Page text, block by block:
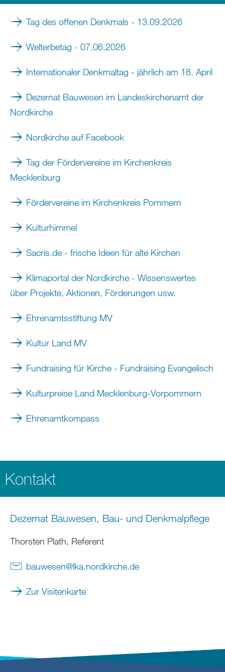
Tag des offenen Denkmals - 13.09.2026
Welterbetag - 07.06.2026
Internationaler Denkmaltag - jährlich am 18. April
Dezernat Bauwesen im Landeskirchenamt der
Nordkirche
Nordkirche auf Facebook
Tag der Fördervereine im Kirchenkreis
Mecklenburg
Fördervereine im Kirchenkreis Pommern
Kulturhimmel
Sacris.de - frische Ideen für alte Kirchen
Klimaportal der Nordkirche - Wissenswertes
über Projekte, Aktionen, Förderungen usw.
Ehrenamtsstiftung MV
Kultur Land MV
Fundraising für Kirche - Fundraising Evangelisch
Kulturpreise Land Mecklenburg-Vorpommern
Ehrenamtkompass
Kontakt
Dezernat Bauwesen, Bau- und Denkmalpflege
Thorsten Plath, Referent
bauwesen@lka.nordkirche.de
Zur Visitenkarte